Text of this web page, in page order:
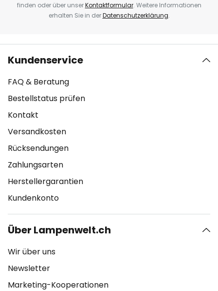
finden oder über unserKontaktformular. Weitere Informationen
erhalten Sie in derDatenschutzerklärung.
Kundenservice
FAQ & Beratung
Bestellstatus prüfen
Kontakt
Versandkosten
Rücksendungen
Zahlungsarten
Herstellergarantien
Kundenkonto
Über Lampenwelt.ch
Wir über uns
Newsletter
Marketing-Kooperationen